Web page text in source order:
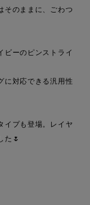
そのままに、ごわつ
ビーのピンストライ
に対応できる汎用性
イプも登場。レイヤ
た🌷